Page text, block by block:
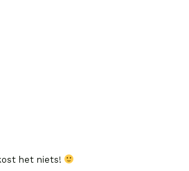
het niets!